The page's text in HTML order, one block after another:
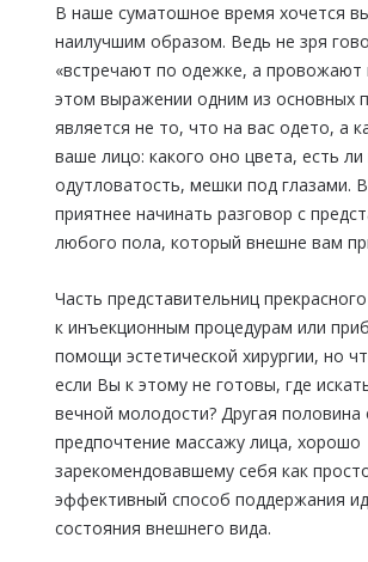
В наше суматошное время хочется
наилучшим образом. Ведь не зря
«встречают по одежке, а провожают
этом выражении одним из основных
является не то, что на вас одето, а
ваше лицо: какого оно цвета, есть
одутловатость, мешки под глазами.
приятнее начинать разговор с
любого пола, который внешне вам
Часть представительниц
к инъекционным процедурам или
помощи эстетической хирургии, но
если Вы к этому не готовы, где
вечной молодости? Другая половина
предпочтение массажу лица, хорошо
зарекомендовавшему себя как
эффективный способ поддержания
состояния внешнего вида.